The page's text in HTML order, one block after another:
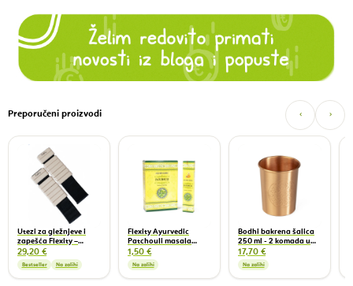
Preporučeni proizvodi ‹ ›
Utezi za gležnjeve i
zapešća Flexity –
silikonski utezi za
zapešća i gležnjeve, 2
kg/par
29,20 €
Bestseller Na zalihi
Flexity Ayurvedic
Patchouli masala
mirisni štapići 15 g
1,50 €
Na zalihi
Bodhi bakrena šalica
250 ml - 2 komada u
pakiranju
17,70 €
Na zalihi